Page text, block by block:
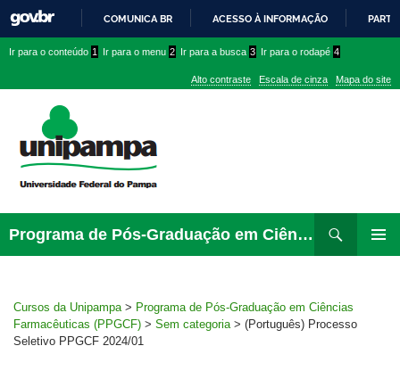
PARA
CONTEÚDO
COMUNICA BR ACESSO À INFORMAÇÃO
conteúdo
menu
superior
menu
Ir para o conteúdo 1 Ir para o menu 2 Ir para a busca 3 Ir para o rodapé 4
Alto contraste Escala de cinza Mapa do site
Programa de Pós-Graduação em Ciências Farmacêuticas (PPGCF)
para
Cursos da Unipampa > Programa de Pós-Graduação em Ciências
Farmacêuticas (PPGCF) > Sem categoria > (Português) Processo
Seletivo PPGCF 2024/01